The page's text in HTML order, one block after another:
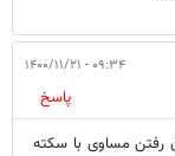
۰۹:۳۴ - ۱۴۰۰/۱۱/۲۱
پاسخ
رفتن مساوی با سکته